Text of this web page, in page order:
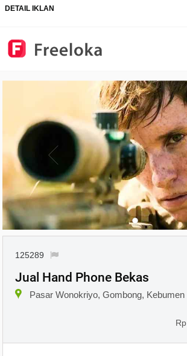
DETAIL IKLAN
125289
Jual Hand Phone Bekas
Pasar Wonokriyo, Gombong, Kebumen
Rp